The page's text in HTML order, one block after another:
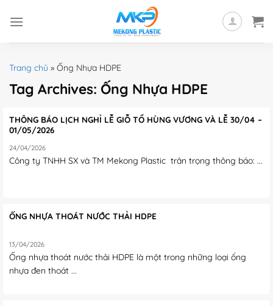
Trang chủ » Ống Nhựa HDPE
Tag Archives: Ống Nhựa HDPE
THÔNG BÁO LỊCH NGHỈ LỄ GIỖ TỔ HÙNG VƯƠNG VÀ LỄ 30/04 –
01/05/2026
24/04/2026
Công ty TNHH SX và TM Mekong Plastic trân trọng thông báo: ...
ỐNG NHỰA THOÁT NƯỚC THẢI HDPE
13/04/2026
Ống nhựa thoát nước thải HDPE là một trong những loại ống
nhựa đen thoát ...